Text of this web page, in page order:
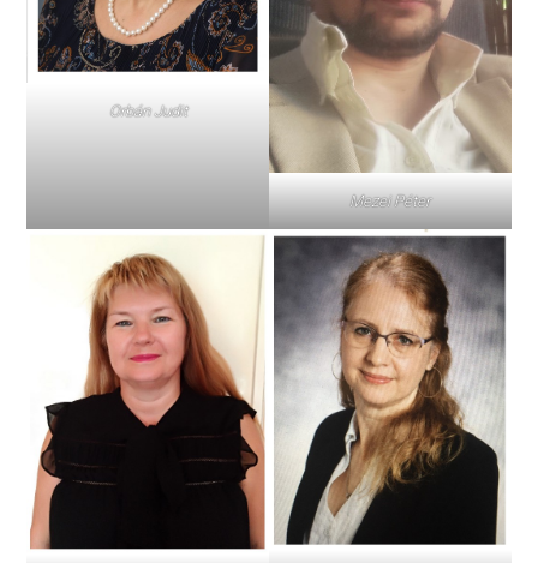
Orbán Judit
Mezei Péter